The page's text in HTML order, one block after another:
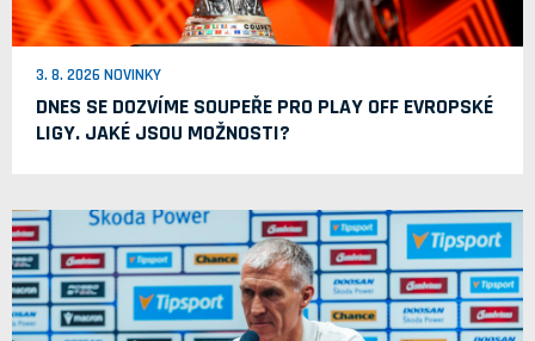
3. 8. 2026 NOVINKY
DNES SE DOZVÍME SOUPEŘE PRO PLAY OFF EVROPSKÉ
LIGY. JAKÉ JSOU MOŽNOSTI?